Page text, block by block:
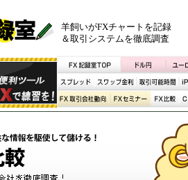
羊飼いがFXチャートを記録
＆取引システムを徹底調査